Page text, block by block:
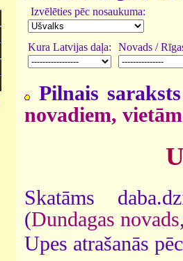
Izvēlēties pēc nosaukuma:
Kura Latvijas daļa: Novads /
Pilnais
novadiem, vietām
Skatāms
(Dundagas novads
Upes atrašanās